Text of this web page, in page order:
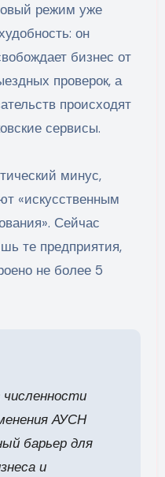
режим уже
он
бизнес от
проверок, а
происходят
сервисы.
минус,
«искусственным
Сейчас
те предприятия,
не более 5
АУСН
барьер для
и